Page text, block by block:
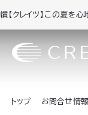
レイツ】この夏を心地
トップ お問合せ情